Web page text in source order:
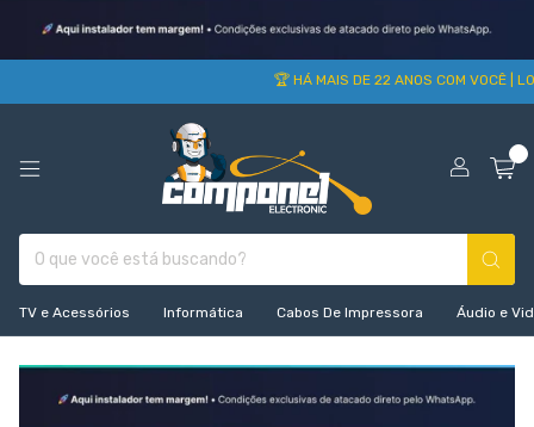
🏆 HÁ MAIS DE 22 ANOS COM VOCÊ |
TV e Acessórios Informática Cabos De Impressora Áudio e